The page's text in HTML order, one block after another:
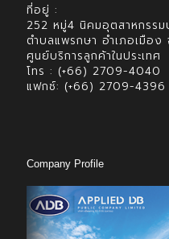
ที่อยู่ :
252 หมู่4 นิคมอุตสาหกรร
ตำบลแพรกษา อำเภอเมือ
ศูนย์บริการลูกค้าในประเทศ
โทร : (+66) 2709-4040
แฟกซ์: (+66) 2709-4396
Company Profile